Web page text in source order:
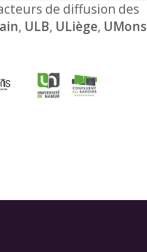
de diffusion des
, ULB, ULiège, UMons